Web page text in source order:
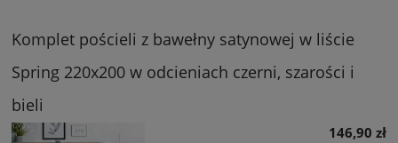
Komplet pościeli z bawełny satynowej w liście
Spring 220x200 w odcieniach czerni, szarości i
bieli
146,90 zł